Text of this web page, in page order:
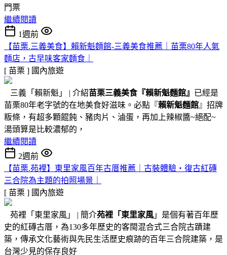
門票
繼續閱讀
1週前
【苗栗.三義美食】賴新魁麵館-三義美食推薦｜苗栗80年人氣
麵店，古早味客家麵食｜
[ 苗栗 ] 國內旅遊
三義「賴新魁」 | 介紹苗栗三義美食『賴新魁麵館』 已經是
苗栗80年老字號的在地美食好滋味。必點『賴新魁麵館』招牌
粄條，有超多顆餛飩、豬肉片、滷蛋，再加上辣椒醬~絕配~
湯頭算是比較濃郁的，
繼續閱讀
2週前
【苗栗.苑裡】東里家風百年古厝推薦｜古裝體驗・復古紅磚
三合院為主題的拍照場景｜
[ 苗栗 ] 國內旅遊
苑裡「東里家風」 | 簡介苑裡「東里家風 」是個有著百年歷
史的紅磚古厝，為130多年歷史的客閩混合式三合院古蹟建
築，傳承文化藝術與先民生活歷史痕跡的百年三合院建築，是
台灣少見的保存良好